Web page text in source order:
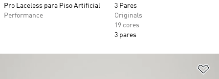
Pro Laceless para Piso Artificial
Performance
3 Pares
Originals
19 cores
3 pares